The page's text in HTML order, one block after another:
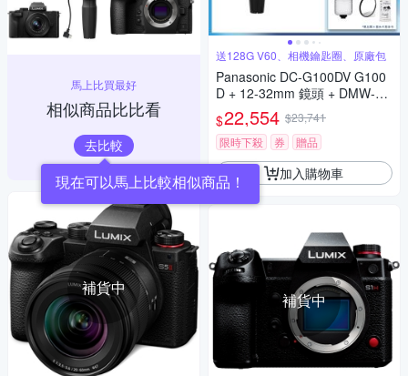
馬上比買最好
相似商品比比看
去比較
現在可以馬上比較相似商品！
補貨中
送128G V60、相機鑰匙圈、原廠包
Panasonic DC-G100DV G100
D + 12-32mm 鏡頭 + DMW-SH
GR2 三腳架握把組 公司貨
$22,554 $23,741
限時下殺
券 贈品
加入購物車
補貨中